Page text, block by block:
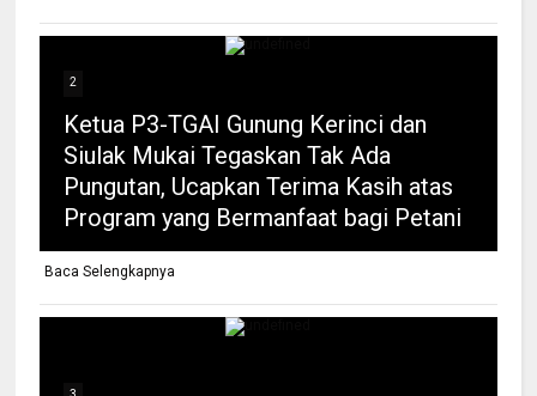
2
Ketua P3-TGAI Gunung Kerinci dan
Siulak Mukai Tegaskan Tak Ada
Pungutan, Ucapkan Terima Kasih atas
Program yang Bermanfaat bagi Petani
Baca Selengkapnya